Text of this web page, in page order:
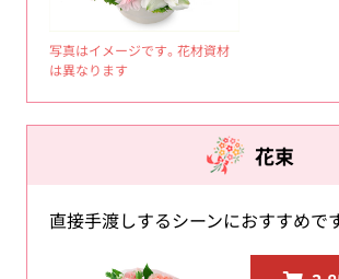
写真はイメージです。花材資材
は異なります
花束
直接手渡しするシーンにおすすめで